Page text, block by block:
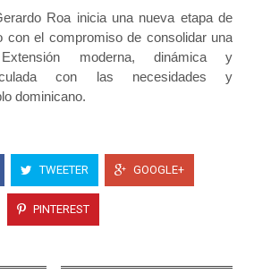
Roa inicia una nueva etapa de
con el compromiso de consolidar una
moderna, dinámica y
con las necesidades y
dominicano.
TWEETER GOOGLE+
PINTEREST